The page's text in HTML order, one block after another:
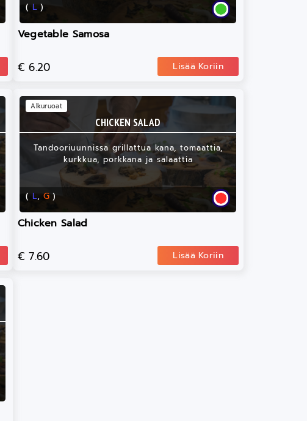
( L )
Vegetable Samosa
€ 6.20 Lisää Koriin
CHICKEN SALAD
Tandooriuunnissa grillattua kana, tomaattia,
kurkkua, porkkana ja salaattia
( L, G )
Alkuruoat
Chicken Salad
€ 7.60 Lisää Koriin